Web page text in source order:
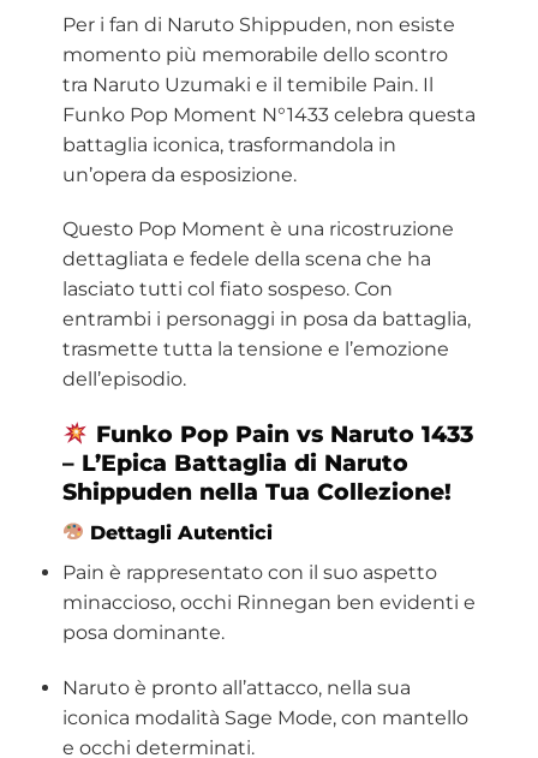
Per i fan di Naruto Shippuden, non esiste
momento più memorabile dello scontro
tra Naruto Uzumaki e il temibile Pain. Il
Funko Pop Moment N°1433 celebra questa
battaglia iconica, trasformandola in
un’opera da esposizione.
Questo Pop Moment è una ricostruzione
dettagliata e fedele della scena che ha
lasciato tutti col fiato sospeso. Con
entrambi i personaggi in posa da battaglia,
trasmette tutta la tensione e l’emozione
dell’episodio.
Funko Pop Pain vs Naruto 1433
– L’Epica Battaglia di Naruto
Shippuden nella Tua Collezione!
Dettagli Autentici
Pain è rappresentato con il suo aspetto
minaccioso, occhi Rinnegan ben evidenti e
posa dominante.
Naruto è pronto all’attacco, nella sua
iconica modalità Sage Mode, con mantello
e occhi determinati.